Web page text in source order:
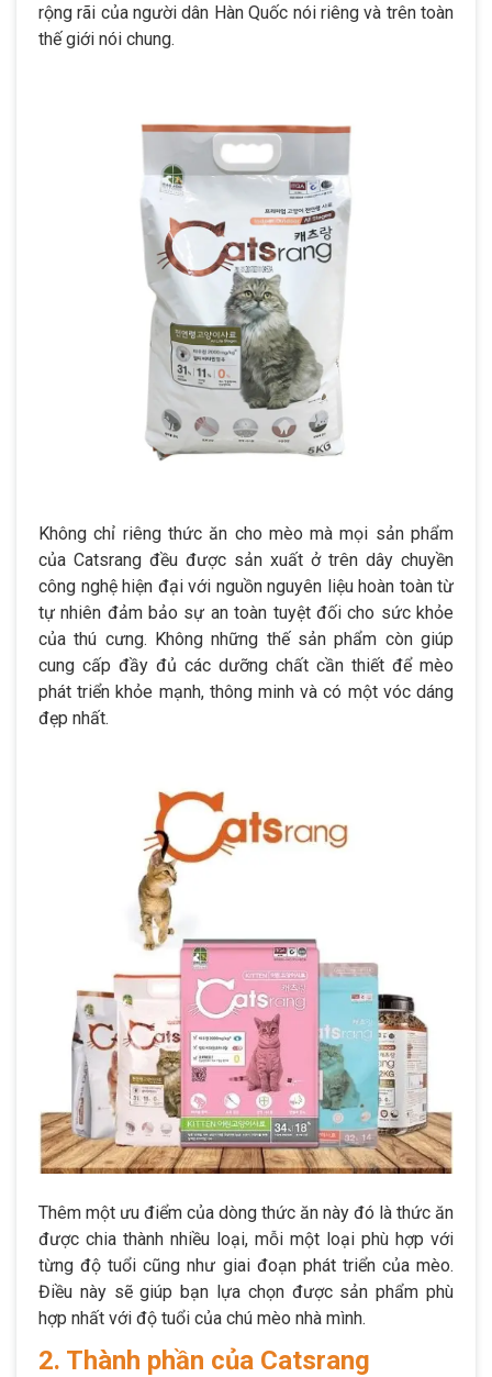
rộng rãi của người dân Hàn Quốc nói riêng và trên toàn
thế giới nói chung.
Không chỉ riêng thức ăn cho mèo mà mọi sản phẩm
của Catsrang đều được sản xuất ở trên dây chuyền
công nghệ hiện đại với nguồn nguyên liệu hoàn toàn từ
tự nhiên đảm bảo sự an toàn tuyệt đối cho sức khỏe
của thú cưng. Không những thế sản phẩm còn giúp
cung cấp đầy đủ các dưỡng chất cần thiết để mèo
phát triển khỏe mạnh, thông minh và có một vóc dáng
đẹp nhất.
Thêm một ưu điểm của dòng thức ăn này đó là thức ăn
được chia thành nhiều loại, mỗi một loại phù hợp với
từng độ tuổi cũng như giai đoạn phát triển của mèo.
Điều này sẽ giúp bạn lựa chọn được sản phẩm phù
hợp nhất với độ tuổi của chú mèo nhà mình.
2. Thành phần của Catsrang